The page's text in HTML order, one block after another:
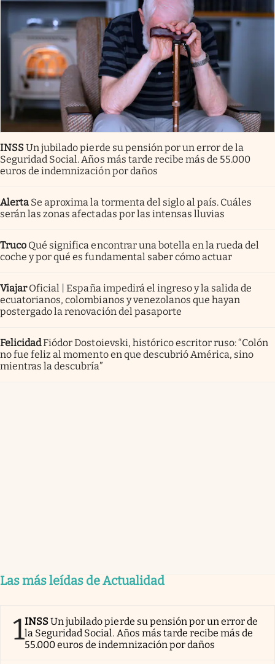
INSSUn jubilado pierde su pensión por un error de la
Seguridad Social. Años más tarde recibe más de 55.000
euros de indemnización por daños
Alerta Se aproxima la tormenta del siglo al país. Cuáles
serán las zonas afectadas por las intensas lluvias
Truco Qué significa encontrar una botella en la rueda del
coche y por qué es fundamental saber cómo actuar
Viajar Oficial | España impedirá el ingreso y la salida de
ecuatorianos, colombianos y venezolanos que hayan
postergado la renovación del pasaporte
FelicidadFiódor Dostoievski, histórico escritor ruso: “Colón
no fue feliz al momento en que descubrió América, sino
mientras la descubría”
Las más leídas de Actualidad
1INSSUn jubilado pierde su pensión por un error de
la Seguridad Social. Años más tarde recibe más de
55.000 euros de indemnización por daños